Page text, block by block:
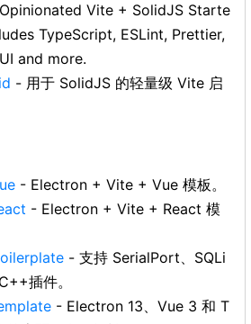
Vite + SolidJS Starte
TypeScript, ESLint, Prettier,
and more.
- 用于 SolidJS 的轻量级 Vite 启
- Electron + Vite + Vue 模板。
- Electron + Vite + React 模
- 支持 SerialPort、SQLi
插件。
- Electron 13、Vue 3 和 T